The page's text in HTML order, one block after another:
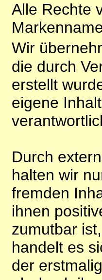
Alle Rechte
Wir
die durch
erstellt
eigene
Durch
halten wir
fremden
ihnen
zumutbar
handelt es
der